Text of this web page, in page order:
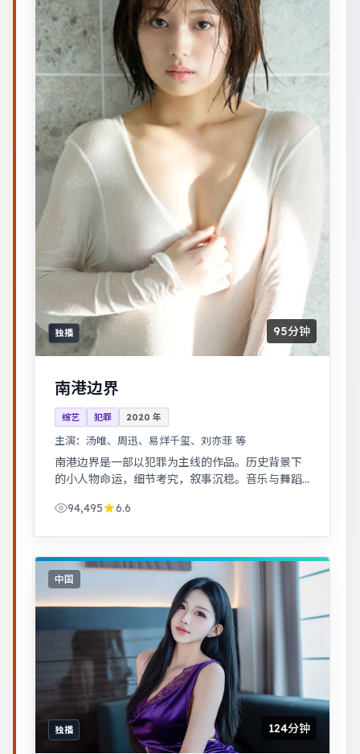
独播 95分钟
南港边界
综艺 犯罪 2020 年
主演： 汤唯、周迅、易烊千玺、刘亦菲 等
南港边界是一部以犯罪为主线的作品。历史背景下
的小人物命运，细节考究，叙事沉稳。音乐与舞蹈
94,495
6.6
中国
独播 124分钟